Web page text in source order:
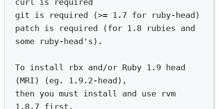
git is required (>= 1.7 for ruby-head)
patch is required (for 1.8 rubies and
some ruby-head's ).
To install rbx and/or Ruby 1.9 head
(MRI) (eg. 1.9.2-head ),
then you must install and use
rvm
1.8.7 first.